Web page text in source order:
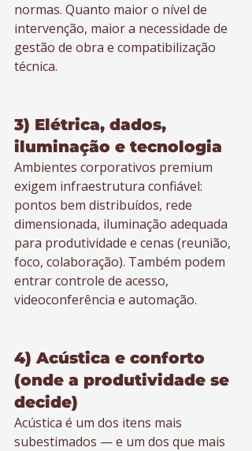
normas. Quanto maior o nível de
intervenção, maior a necessidade de
gestão de obra e compatibilização
técnica.
3) Elétrica, dados,
iluminação e tecnologia
Ambientes corporativos premium
exigem infraestrutura confiável:
pontos bem distribuídos, rede
dimensionada, iluminação adequada
para produtividade e cenas (reunião,
foco, colaboração). Também podem
entrar controle de acesso,
videoconferência e automação.
4) Acústica e conforto
(onde a produtividade se
decide)
Acústica é um dos itens mais
subestimados — e um dos que mais